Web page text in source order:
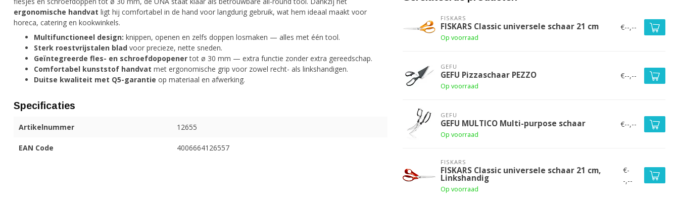
ergonomische handvat ligt hij comfortabel in de hand voor langdurig gebruik, wat hem ideaal maakt voor
horeca, catering en kookwinkels.
Multifunctioneel design: knippen, openen en zelfs doppen losmaken — alles met één tool.
Sterk roestvrijstalen blad voor precieze, nette sneden.
Geïntegreerde fles- en schroefdopopenertot ø 30 mm — extra functie zonder extra gereedschap.
Comfortabel kunststof handvat met ergonomische grip voor zowel recht- als linkshandigen.
Duitse kwaliteit met Q5-garantie op materiaal en afwerking.
Specificaties
Artikelnummer 12655
EAN Code 4006664126557
FISKARS
FISKARS Classic universele schaar 21 cm
Op voorraad
€--,--
GEFU
GEFU Pizzaschaar PEZZO
Op voorraad
€--,--
GEFU
GEFU MULTICO Multi-purpose schaar
Op voorraad
€--,--
FISKARS
FISKARS Classic universele schaar 21 cm,
Linkshandig
Op voorraad
€-
-,--